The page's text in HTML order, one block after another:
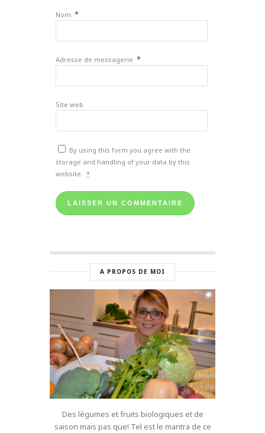
Nom *
Adresse de messagerie *
Site web
By using this form you agree with the
storage and handling of your data by this
website.
*
A PROPOS DE MOI
Des légumes et fruits biologiques et de
saison mais pas que! Tel est le mantra de ce